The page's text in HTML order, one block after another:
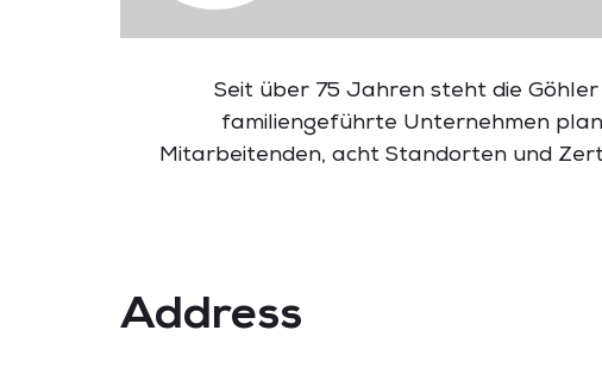
Seit über 75 Jahren steht die Göhler
familiengeführte Unternehmen
Mitarbeitenden, acht Standorten und
Address